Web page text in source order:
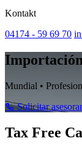
Kontakt
04174 - 59 69 70
Mundial •
Solicitar
Tax Free